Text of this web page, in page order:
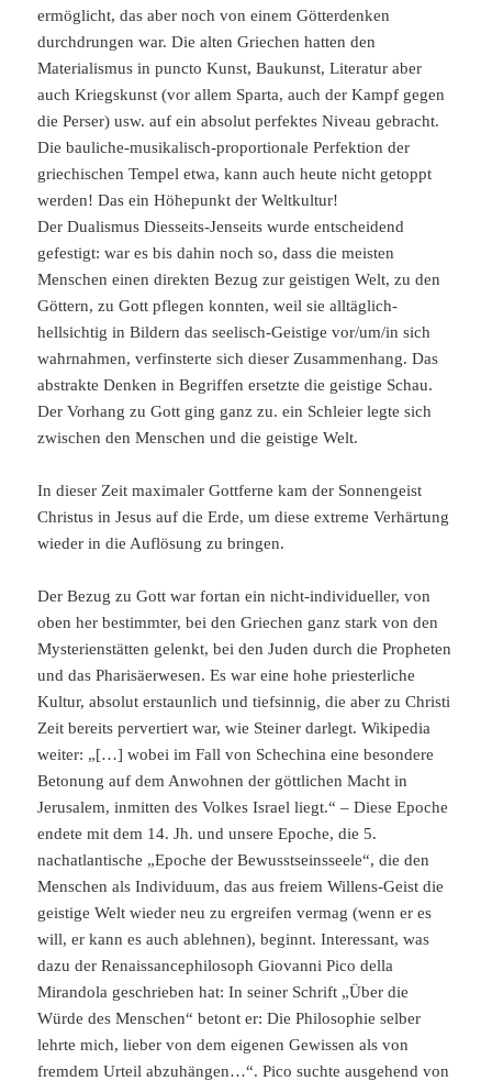
ermöglicht, das aber noch von einem Götterdenken
durchdrungen war. Die alten Griechen hatten den
Materialismus in puncto Kunst, Baukunst, Literatur aber
auch Kriegskunst (vor allem Sparta, auch der Kampf gegen
die Perser) usw. auf ein absolut perfektes Niveau gebracht.
Die bauliche-musikalisch-proportionale Perfektion der
griechischen Tempel etwa, kann auch heute nicht getoppt
werden! Das ein Höhepunkt der Weltkultur!
Der Dualismus Diesseits-Jenseits wurde entscheidend
gefestigt: war es bis dahin noch so, dass die meisten
Menschen einen direkten Bezug zur geistigen Welt, zu den
Göttern, zu Gott pflegen konnten, weil sie alltäglich-
hellsichtig in Bildern das seelisch-Geistige vor/um/in sich
wahrnahmen, verfinsterte sich dieser Zusammenhang. Das
abstrakte Denken in Begriffen ersetzte die geistige Schau.
Der Vorhang zu Gott ging ganz zu. ein Schleier legte sich
zwischen den Menschen und die geistige Welt.
In dieser Zeit maximaler Gottferne kam der Sonnengeist
Christus in Jesus auf die Erde, um diese extreme Verhärtung
wieder in die Auflösung zu bringen.
Der Bezug zu Gott war fortan ein nicht-individueller, von
oben her bestimmter, bei den Griechen ganz stark von den
Mysterienstätten gelenkt, bei den Juden durch die Propheten
und das Pharisäerwesen. Es war eine hohe priesterliche
Kultur, absolut erstaunlich und tiefsinnig, die aber zu Christi
Zeit bereits pervertiert war, wie Steiner darlegt. Wikipedia
weiter: „[…] wobei im Fall von Schechina eine besondere
Betonung auf dem Anwohnen der göttlichen Macht in
Jerusalem, inmitten des Volkes Israel liegt.“ – Diese Epoche
endete mit dem 14. Jh. und unsere Epoche, die 5.
nachatlantische „Epoche der Bewusstseinsseele“, die den
Menschen als Individuum, das aus freiem Willens-Geist die
geistige Welt wieder neu zu ergreifen vermag (wenn er es
will, er kann es auch ablehnen), beginnt. Interessant, was
dazu der Renaissancephilosoph Giovanni Pico della
Mirandola geschrieben hat: In seiner Schrift „Über die
Würde des Menschen“ betont er: Die Philosophie selber
lehrte mich, lieber von dem eigenen Gewissen als von
fremdem Urteil abzuhängen…“. Pico suchte ausgehend von